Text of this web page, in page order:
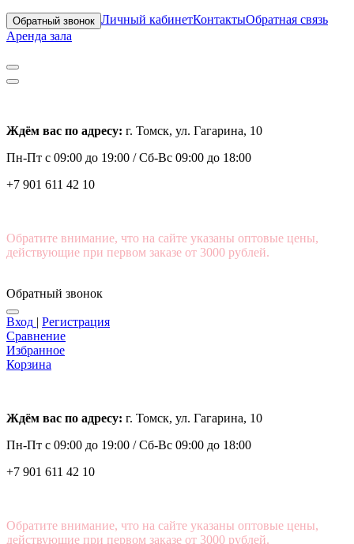
Обратный звонок Личный кабинетКонтактыОбратная связь
Аренда зала
Ждём вас по адресу: г. Томск, ул. Гагарина, 10
Пн-Пт с 09:00 до 19:00 /Сб-Вс 09:00 до 18:00
+7 901 611 42 10
Обратите внимание, что на сайте указаны оптовые цены,
действующие при первом заказе от 3000 рублей.
Обратный звонок
Вход | Регистрация
Сравнение
Избранное
Корзина
Ждём вас по адресу: г. Томск, ул. Гагарина, 10
Пн-Пт с 09:00 до 19:00 /Сб-Вс 09:00 до 18:00
+7 901 611 42 10
Обратите внимание, что на сайте указаны оптовые цены,
действующие при первом заказе от 3000 рублей.